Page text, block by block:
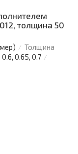
толщина 50
Толщина
0.65, 0.7